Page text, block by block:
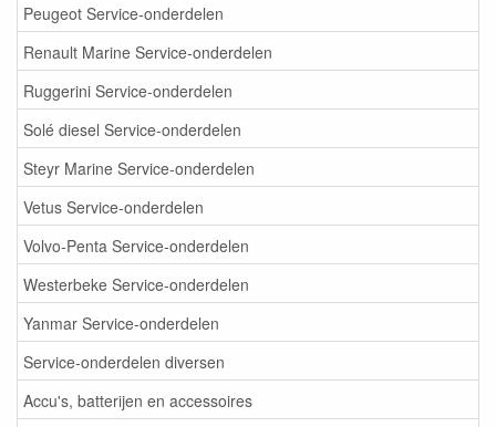
Peugeot Service-onderdelen
Renault Marine Service-onderdelen
Ruggerini Service-onderdelen
Solé diesel Service-onderdelen
Steyr Marine Service-onderdelen
Vetus Service-onderdelen
Volvo-Penta Service-onderdelen
Westerbeke Service-onderdelen
Yanmar Service-onderdelen
Service-onderdelen diversen
Accu's, batterijen en accessoires